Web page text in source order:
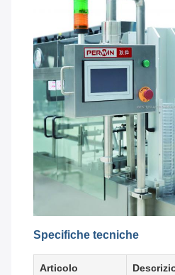
Specifiche tecniche
Articolo